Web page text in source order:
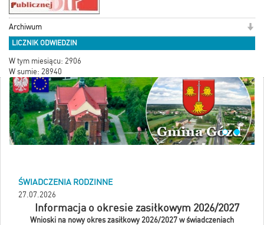
Archiwum
LICZNIK ODWIEDZIN
W tym miesiącu: 2906
W sumie: 28940
ŚWIADCZENIA RODZINNE
27.07.2026
Informacja o okresie zasiłkowym 2026/2027
Wnioski na nowy okres zasiłkowy 2026/2027 w świadczeniach